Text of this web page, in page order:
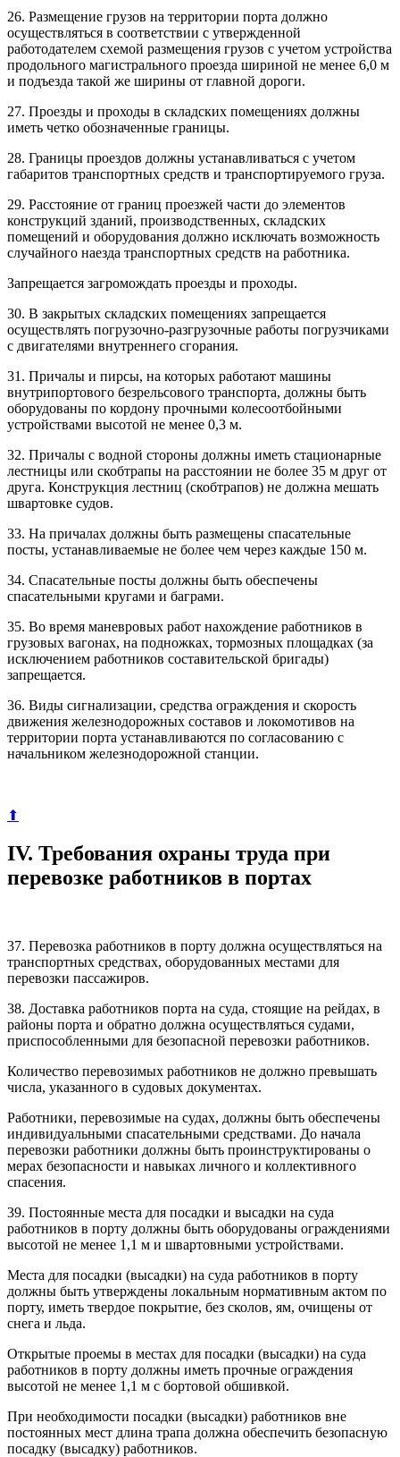
26. Размещение грузов на территории порта должно
осуществляться в соответствии с утвержденной
работодателем схемой размещения грузов с учетом устройства
продольного магистрального проезда шириной не менее 6,0 м
и подъезда такой же ширины от главной дороги.
27. Проезды и проходы в складских помещениях должны
иметь четко обозначенные границы.
28. Границы проездов должны устанавливаться с учетом
габаритов транспортных средств и транспортируемого груза.
29. Расстояние от границ проезжей части до элементов
конструкций зданий, производственных, складских
помещений и оборудования должно исключать возможность
случайного наезда транспортных средств на работника.
Запрещается загромождать проезды и проходы.
30. В закрытых складских помещениях запрещается
осуществлять погрузочно-разгрузочные работы погрузчиками
с двигателями внутреннего сгорания.
31. Причалы и пирсы, на которых работают машины
внутрипортового безрельсового транспорта, должны быть
оборудованы по кордону прочными колесоотбойными
устройствами высотой не менее 0,3 м.
32. Причалы с водной стороны должны иметь стационарные
лестницы или скобтрапы на расстоянии не более 35 м друг от
друга. Конструкция лестниц (скобтрапов) не должна мешать
швартовке судов.
33. На причалах должны быть размещены спасательные
посты, устанавливаемые не более чем через каждые 150 м.
34. Спасательные посты должны быть обеспечены
спасательными кругами и баграми.
35. Во время маневровых работ нахождение работников в
грузовых вагонах, на подножках, тормозных площадках (за
исключением работников составительской бригады)
запрещается.
36. Виды сигнализации, средства ограждения и скорость
движения железнодорожных составов и локомотивов на
территории порта устанавливаются по согласованию с
начальником железнодорожной станции.
⬆
IV. Требования охраны труда при
перевозке работников в портах
37. Перевозка работников в порту должна осуществляться на
транспортных средствах, оборудованных местами для
перевозки пассажиров.
38. Доставка работников порта на суда, стоящие на рейдах, в
районы порта и обратно должна осуществляться судами,
приспособленными для безопасной перевозки работников.
Количество перевозимых работников не должно превышать
числа, указанного в судовых документах.
Работники, перевозимые на судах, должны быть обеспечены
индивидуальными спасательными средствами. До начала
перевозки работники должны быть проинструктированы о
мерах безопасности и навыках личного и коллективного
спасения.
39. Постоянные места для посадки и высадки на суда
работников в порту должны быть оборудованы ограждениями
высотой не менее 1,1 м и швартовными устройствами.
Места для посадки (высадки) на суда работников в порту
должны быть утверждены локальным нормативным актом по
порту, иметь твердое покрытие, без сколов, ям, очищены от
снега и льда.
Открытые проемы в местах для посадки (высадки) на суда
работников в порту должны иметь прочные ограждения
высотой не менее 1,1 м с бортовой обшивкой.
При необходимости посадки (высадки) работников вне
постоянных мест длина трапа должна обеспечить безопасную
посадку (высадку) работников.